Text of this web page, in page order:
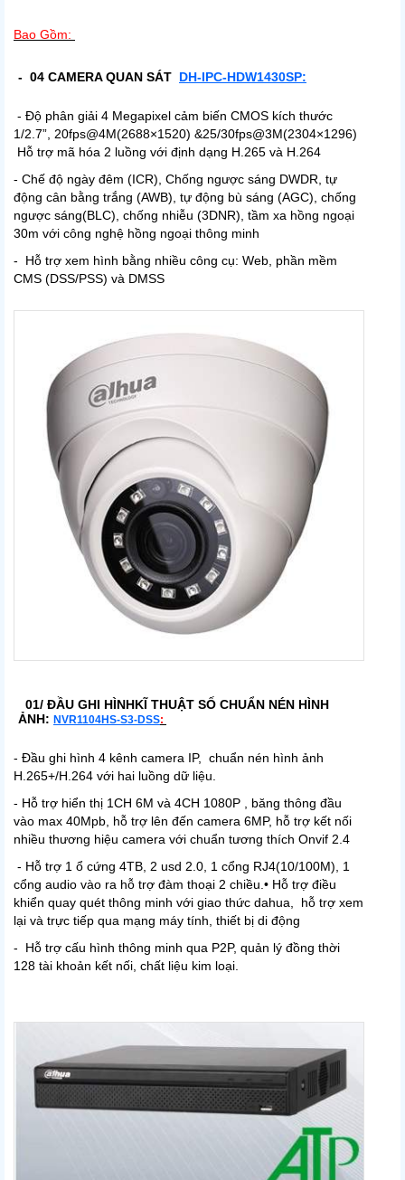
Bao Gồm:
- 04 CAMERA QUAN SÁT DH-IPC-HDW1430SP:
- Độ phân giải 4 Megapixel cảm biến CMOS kích thước
1/2.7”, 20fps@4M(2688×1520) &25/30fps@3M(2304×1296)
Hỗ trợ mã hóa 2 luồng với định dạng H.265 và H.264
- Chế độ ngày đêm (ICR), Chống ngược sáng DWDR, tự
động cân bằng trắng (AWB), tự động bù sáng (AGC), chống
ngược sáng(BLC), chống nhiễu (3DNR), tầm xa hồng ngoại
30m với công nghệ hồng ngoại thông minh
- Hỗ trợ xem hình bằng nhiều công cụ: Web, phần mềm
CMS (DSS/PSS) và DMSS
01/ ĐẦU GHI HÌNHKĨ THUẬT SỐ CHUẨN NÉN HÌNH
ẢNH: NVR1104HS-S3-DSS:
- Đầu ghi hình 4 kênh camera IP, chuẩn nén hình ảnh
H.265+/H.264 với hai luồng dữ liệu.
- Hỗ trợ hiển thị 1CH 6M và 4CH 1080P , băng thông đầu
vào max 40Mpb, hỗ trợ lên đến camera 6MP, hỗ trợ kết nối
nhiều thương hiệu camera với chuẩn tương thích Onvif 2.4
- Hỗ trợ 1 ổ cứng 4TB, 2 usd 2.0, 1 cổng RJ4(10/100M), 1
cổng audio vào ra hỗ trợ đàm thoại 2 chiều.• Hỗ trợ điều
khiển quay quét thông minh với giao thức dahua, hỗ trợ xem
lại và trực tiếp qua mạng máy tính, thiết bị di động
- Hỗ trợ cấu hình thông minh qua P2P, quản lý đồng thời
128 tài khoản kết nối, chất liệu kim loại.